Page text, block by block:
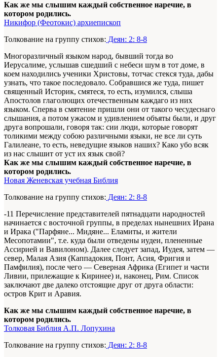
Как же мы слышим каждый собственное наречие, в
котором родились.
Никифор (Феотокис) архиепископ
Толкование на группу стихов: Деян: 2: 8-8
Многоразличный языком народ, бывший тогда во
Иерусалиме, услышав сшедший с небеси шум в тот доме, в
коем находились ученики Христовы, тотчас стекся туда, дабы
узнать, что такое последовало. Собравшися же туда, пишет
священный Историк, смятеся, то есть, изумился, слыша
Апостолов глаголющих отечественным каждаго из них
языком. Сперва в смятение пришли они от такого чесудеснаго
слышания, а потом ужасом и удивлением объяты были, и друг
друга вопрошали, говоря так: сии люди, которые говорят
толикими между собою различными языки, не все ли суть
Галилеане, то есть, неведущие языков наших? Како убо всяк
из нас слышит от уст их язык свой?
Как же мы слышим каждый собственное наречие, в
котором родились.
Новая Женевская учебная Библия
Толкование на группу стихов: Деян: 2: 8-8
-11 Перечисление представителей пятнадцати народностей
начинается с восточной группы, в пределах нынешних Ирана
и Ирака ("Парфяне... Мидяне... Еламиты, и жители
Месопотамии", т.е. куда были отведены иудеи, плененные
Ассирией и Вавилоном). Далее следует запад, Иудея, затем —
север, Малая Азия (Каппадокия, Понт, Асия, Фригия и
Памфилия), после чего — Северная Африка (Египет и части
Ливии, прилежащие к Киринее) и, наконец, Рим. Список
заключают две далеко отстоящие друг от друга области:
остров Крит и Аравия.
Как же мы слышим каждый собственное наречие, в
котором родились.
Толковая Библия А.П. Лопухина
Толкование на группу стихов: Деян: 2: 8-8